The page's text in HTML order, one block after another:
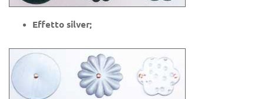
Effetto silver;